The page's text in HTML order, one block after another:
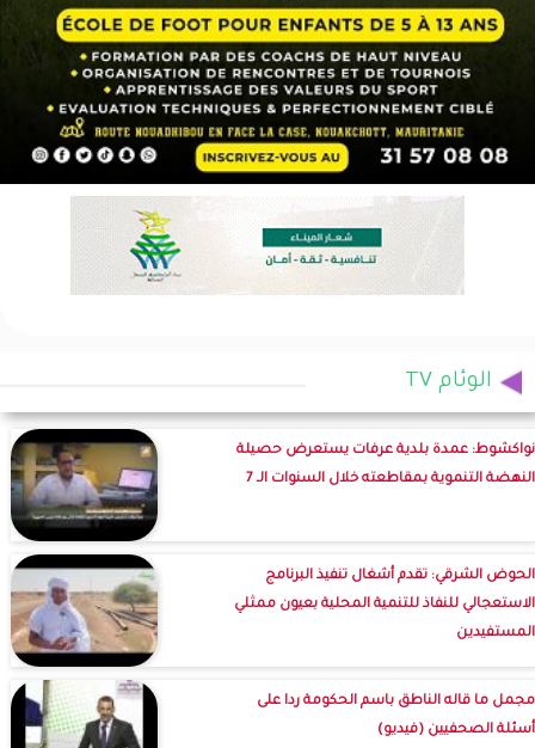
الوئام TV
نواكشوط: عمدة بلدية عرفات يستعرض حصيلة
النهضة التنموية بمقاطعته خلال السنوات الـ 7
الحوض الشرقي: تقدم أشغال تنفيذ البرنامج
الاستعجالي للنفاذ للتنمية المحلية بعيون ممثلي
المستفيدين
مجمل ما قاله الناطق باسم الحكومة ردا على
أسئلة الصحفيين (فيديو)